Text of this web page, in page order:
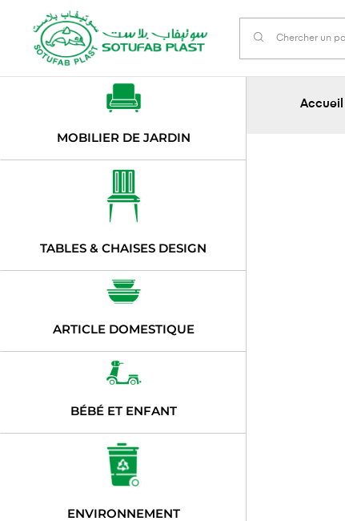
Accueil
MOBILIER DE JARDIN
TABLES & CHAISES DESIGN
ARTICLE DOMESTIQUE
BÉBÉ ET ENFANT
ENVIRONNEMENT